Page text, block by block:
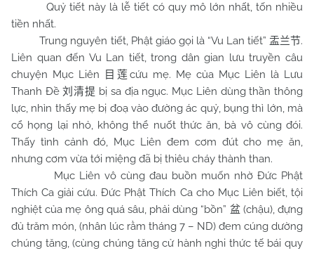
Quỷ tiết này là lễ tiết có quy mô lớn nhất, tốn nhiều
tiền nhất.
Trung nguyên tiết, Phật giáo gọi là “Vu Lan tiết” 盂兰节.
Liên quan đến Vu Lan tiết, trong dân gian lưu truyền câu
chuyện Mục Liên
目莲cứu mẹ. Mẹ của Mục Liên là Lưu
Thanh Đề刘清提 bị sa địa ngục. Mục Liên dùng thần thông
lực, nhìn thấy mẹ bị đoạ vào đường ác quỷ, bụng thì lớn, mà
cổ họng lại nhỏ, không thể nuốt thức ăn, bà vô cùng đói.
Thấy tình cảnh đó, Mục Liên đem cơm đút cho mẹ ăn,
nhưng cơm vừa tới miệng đã bị thiêu cháy thành than.
Mục Liên vô cùng đau buồn muốn nhờ Đức Phật
Thích Ca giải cứu. Đức Phật Thích Ca cho Mục Liên biết, tội
nghiệt của mẹ ông quá sâu, phải dùng “bồn” 盆 (chậu), đựng
đủ trăm món, (nhân lúc rằm tháng 7 – ND) đem cúng dường
chúng tăng, (cùng chúng tăng cử hành nghi thức tế bái quy